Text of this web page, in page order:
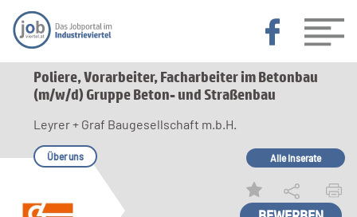
Poliere, Vorarbeiter, Facharbeiter im Betonbau
(m/w/d) Gruppe Beton- und Straßenbau
Leyrer + Graf Baugesellschaft m.b.H.
Über uns Alle Inserate